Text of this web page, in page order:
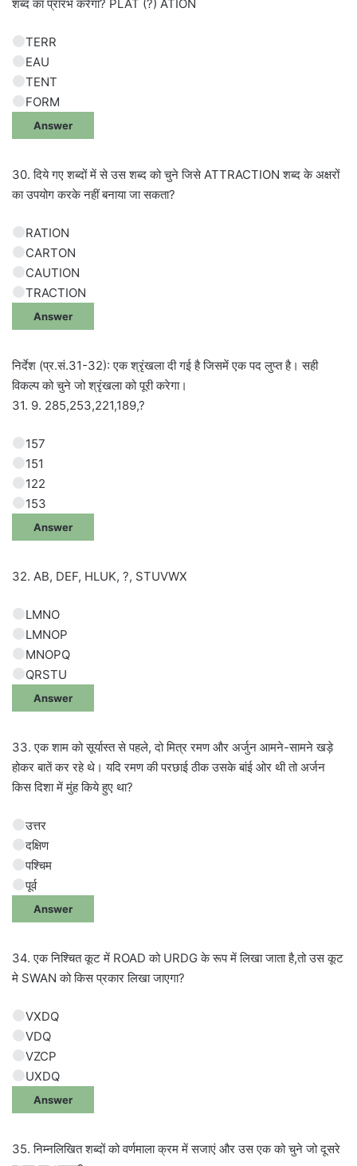
शब्द का प्रारंभ करेगा? PLAT (?) ATION
TERR
EAU
TENT
FORM
Answer
30. दिये गए शब्दों में से उस शब्द को चुने जिसे ATTRACTION शब्द के अक्षरों
का उपयोग करके नहीं बनाया जा सकता?
RATION
CARTON
CAUTION
TRACTION
Answer
निर्देश (प्र.सं.31-32): एक श्रृंखला दी गई है जिसमें एक पद लुप्त है। सही
विकल्प को चुने जो श्रृंखला को पूरी करेगा।
31. 9. 285,253,221,189,?
157
151
122
153
Answer
32. AB, DEF, HLUK, ?, STUVWX
LMNO
LMNOP
MNOPQ
QRSTU
Answer
33. एक शाम को सूर्यास्त से पहले, दो मित्र रमण और अर्जुन आमने-सामने खड़े
होकर बातें कर रहे थे। यदि रमण की परछाई ठीक उसके बांई ओर थी तो अर्जन
किस दिशा में मुंह किये हुए था?
उत्तर
दक्षिण
पश्चिम
पूर्व
Answer
34. एक निश्चित कूट में ROAD को URDG के रूप में लिखा जाता है,तो उस कूट
मे SWAN को किस प्रकार लिखा जाएगा?
VXDQ
VDQ
VZCP
UXDQ
Answer
35. निम्नलिखित शब्दों को वर्णमाला क्रम में सजाएं और उस एक को चुने जो दूसरे